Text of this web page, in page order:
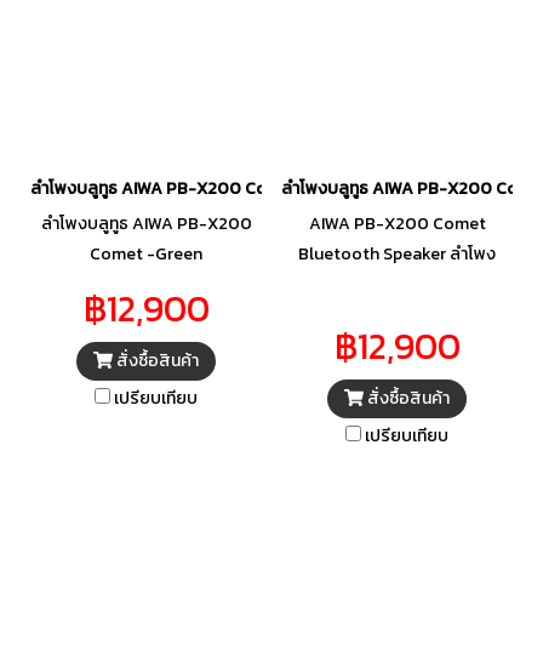
ลำโพงบลูทูธ AIWA PB-X200 Comet -Green
ลำโพงบลูทูธ AIWA PB-X200
Comet -Green
฿12,900
สั่งซื้อสินค้า
เปรียบเทียบ
ลำโพงบลูทูธ AIWA PB-X200
AIWA PB-X200 Comet
Bluetooth Speaker ลำโพง
X200 PB-X200
฿12,900
สั่งซื้อสินค้า
เปรียบเทียบ